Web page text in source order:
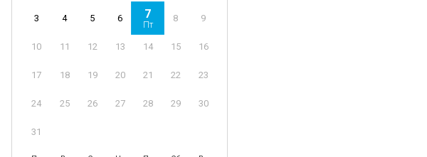
3 4 5 6 7
Пт
8 9
10 11 12 13 14 15 16
17 18 19 20 21 22 23
24 25 26 27 28 29 30
31